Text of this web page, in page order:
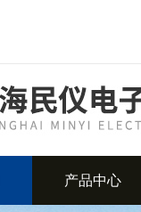
产品中心